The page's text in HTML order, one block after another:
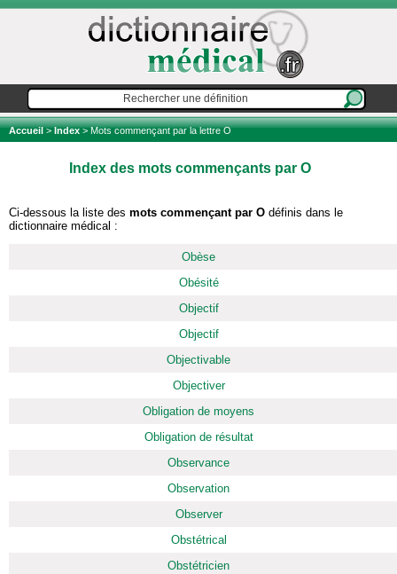
Accueil>Index> Mots commençant par la lettre O
Index des mots commençants par O
Ci-dessous la liste des mots commençant par O définis dans le
dictionnaire médical :
Obèse
Obésité
Objectif
Objectif
Objectivable
Objectiver
Obligation de moyens
Obligation de résultat
Observance
Observation
Observer
Obstétrical
Obstétricien